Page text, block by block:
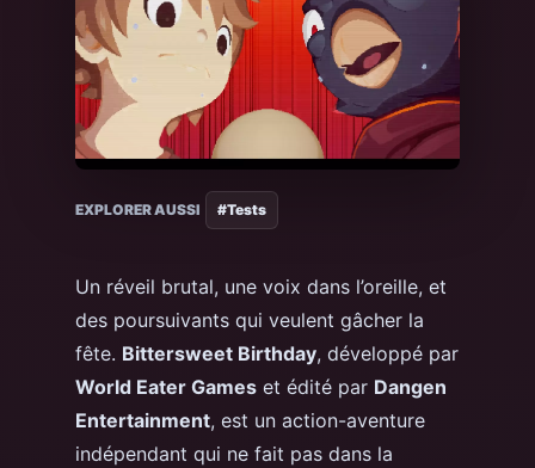
EXPLORER AUSSI #Tests
Un réveil brutal, une voix dans l’oreille, et
des poursuivants qui veulent gâcher la
fête. Bittersweet Birthday, développé par
World Eater Gameset édité par Dangen
Entertainment, est un action-aventure
indépendant qui ne fait pas dans la